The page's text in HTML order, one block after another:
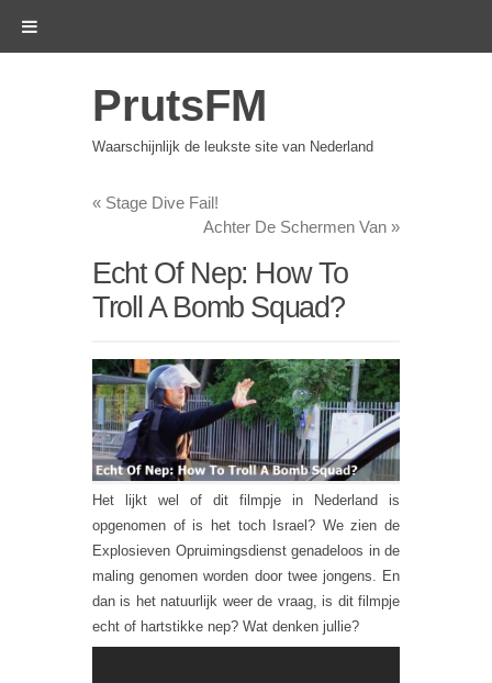
PrutsFM
Waarschijnlijk de leukste site van Nederland
« Stage Dive Fail!
Achter De Schermen Van »
Echt Of Nep: How To
Troll A Bomb Squad?
Het lijkt wel of dit filmpje in Nederland is
opgenomen of is het toch Israel? We zien de
Explosieven Opruimingsdienst genadeloos in de
maling genomen worden door twee jongens. En
dan is het natuurlijk weer de vraag, is dit filmpje
echt of hartstikke nep? Wat denken jullie?